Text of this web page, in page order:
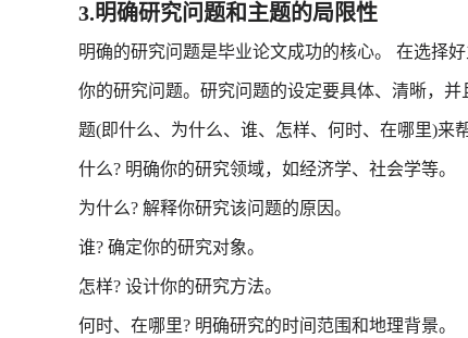
3.明确研究问题和主题的局限性
明确的研究问题是毕业论文成功的核心。 在选择
你的研究问题。研究问题的设定要具体、清晰，
题(即什么、为什么、谁、怎样、何时、在哪里)来
什么? 明确你的研究领域，如经济学、社会学等。
为什么? 解释你研究该问题的原因。
谁? 确定你的研究对象。
怎样? 设计你的研究方法。
何时、在哪里? 明确研究的时间范围和地理背景。